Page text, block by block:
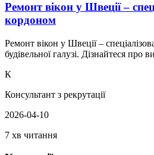
Ремонт вікон у Швеції –
кордоном
Ремонт вікон у Швеції –
будівельної галузі. Дізнайтеся про
К
Консультант з рекрутації
2026-04-10
7 хв читання